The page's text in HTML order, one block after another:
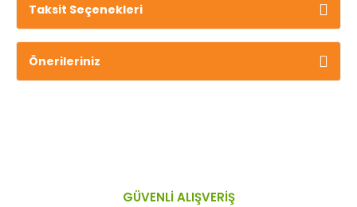
Taksit Seçenekleri
Önerileriniz
GÜVENLİ ALIŞVERİŞ